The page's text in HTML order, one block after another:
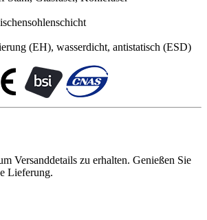
(EH), wasserdicht, antistatisch (ESD)
Versanddetails zu erhalten. Genießen Sie
Lieferung.